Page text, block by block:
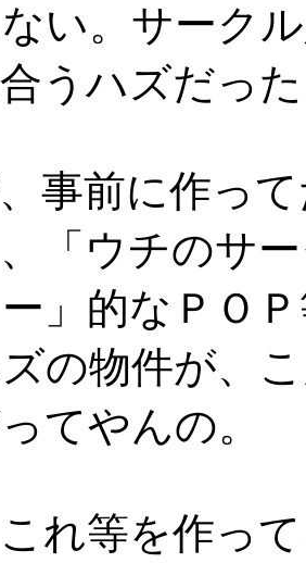
い。サーク
うハズだっ
前に作って
「ウチのサ
」的なＰＯ
の物件が、
てやんの。
れ等を作っ